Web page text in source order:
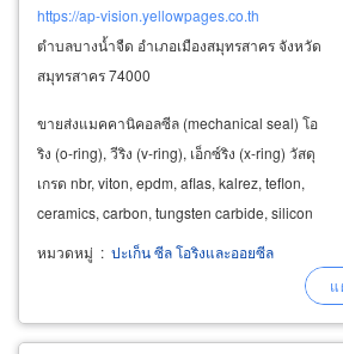
https://ap-vision.yellowpages.co.th
ตำบลบางน้ำจืด อำเภอเมืองสมุทรสาคร จังหวัด
สมุทรสาคร 74000
ขายส่งแมคคานิคอลซีล (mechanical seal) โอ
ริง (o-ring), วีริง (v-ring), เอ็กซ์ริง (x-ring) วัสดุ
เกรด nbr, viton, epdm, aflas, kalrez, teflon,
ceramics, carbon, tungsten carbide, silicon
carbide สำหรับงานประปา งานน้ำเสีย น้ำมัน
ปิโตรเลียม ใช้เป็นอะไหล่สำหรับปั๊ม calpeda,
หมวดหมู่ : ปะเก็น ซีล โอริงและออยซีล